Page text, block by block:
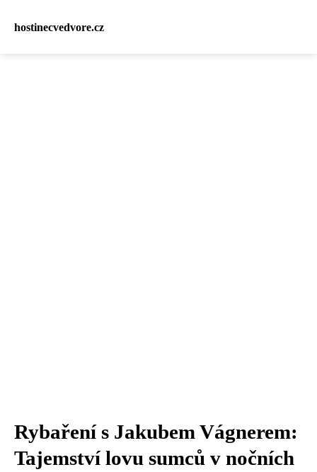
hostinecvedvore.cz
Rybaření s Jakubem Vágnerem:
Tajemství lovu sumců v nočních